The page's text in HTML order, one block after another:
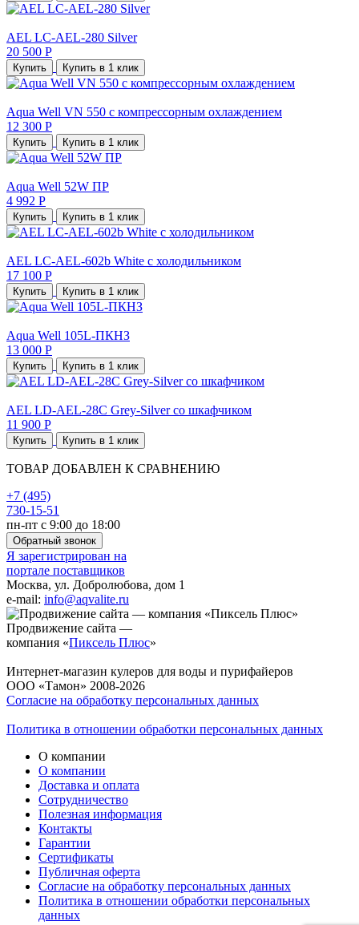
AEL LC-AEL-280 Silver
20 500 Р
Купить Купить в 1 клик
Aqua Well VN 550 с компрессорным охлаждением
12 300 Р
Купить Купить в 1 клик
Aqua Well 52W ПР
4 992 Р
Купить Купить в 1 клик
AEL LC-AEL-602b White с холодильником
17 100 Р
Купить Купить в 1 клик
Aqua Well 105L-ПКНЗ
13 000 Р
Купить Купить в 1 клик
AEL LD-AEL-28C Grey-Silver со шкафчиком
11 900 Р
Купить Купить в 1 клик
ТОВАР ДОБАВЛЕН К СРАВНЕНИЮ
+7 (495)
730-15-51
пн-пт с 9:00 до 18:00
Обратный звонок
Я зарегистрирован на
портале поставщиков
Москва, ул. Добролюбова, дом 1
e-mail: info@aqvalite.ru
Продвижение сайта —
компания «Пиксель Плюс»
Интернет-магазин кулеров для воды и пурифайеров
ООО «Тамон» 2008-2026
Согласие на обработку персональных данных
Политика в отношении обработки персональных данных
О компании
О компании
Доставка и оплата
Сотрудничество
Полезная информация
Контакты
Гарантии
Сертификаты
Публичная оферта
Согласие на обработку персональных данных
Политика в отношении обработки персональных
данных